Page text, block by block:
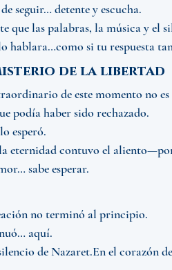
seguir… detente y escucha.
que las palabras, la música y el
hablara…como si tu respuesta
de la libertad
de este momento no
podía haber sido rechazado.
esperó.
eternidad contuvo el
sabe esperar.
no terminó al principio.
aquí.
de Nazaret.En el corazón